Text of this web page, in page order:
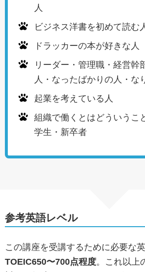
人
ビジネス洋書を初めて読む
ドラッカーの本が好きな人
リーダー・管理職・経営幹
人・なったばかりの人・な
起業を考えている人
組織で働くとはどういうこ
学生・新卒者
参考英語レベル
この講座を受講するために必要な
TOEIC650〜700点程度。これ以上